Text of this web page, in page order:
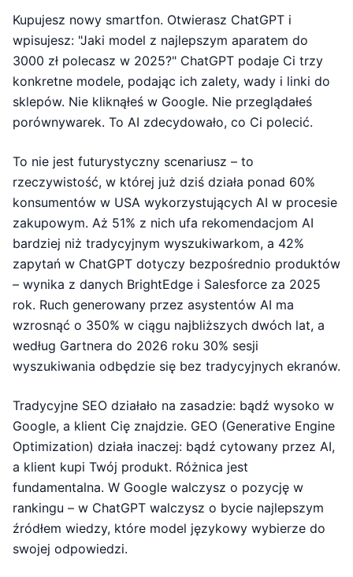
Kupujesz nowy smartfon. Otwierasz ChatGPT i
wpisujesz: "Jaki model z najlepszym aparatem do
3000 zł polecasz w 2025?" ChatGPT podaje Ci trzy
konkretne modele, podając ich zalety, wady i linki do
sklepów. Nie kliknąłeś w Google. Nie przeglądałeś
porównywarek. To AI zdecydowało, co Ci polecić.
To nie jest futurystyczny scenariusz – to
rzeczywistość, w której już dziś działa ponad 60%
konsumentów w USA wykorzystujących AI w procesie
zakupowym. Aż 51% z nich ufa rekomendacjom AI
bardziej niż tradycyjnym wyszukiwarkom, a 42%
zapytań w ChatGPT dotyczy bezpośrednio produktów
– wynika z danych BrightEdge i Salesforce za 2025
rok. Ruch generowany przez asystentów AI ma
wzrosnąć o 350% w ciągu najbliższych dwóch lat, a
według Gartnera do 2026 roku 30% sesji
wyszukiwania odbędzie się bez tradycyjnych ekranów.
Tradycyjne SEO działało na zasadzie: bądź wysoko w
Google, a klient Cię znajdzie. GEO (Generative Engine
Optimization) działa inaczej: bądź cytowany przez AI,
a klient kupi Twój produkt. Różnica jest
fundamentalna. W Google walczysz o pozycję w
rankingu – w ChatGPT walczysz o bycie najlepszym
źródłem wiedzy, które model językowy wybierze do
swojej odpowiedzi.